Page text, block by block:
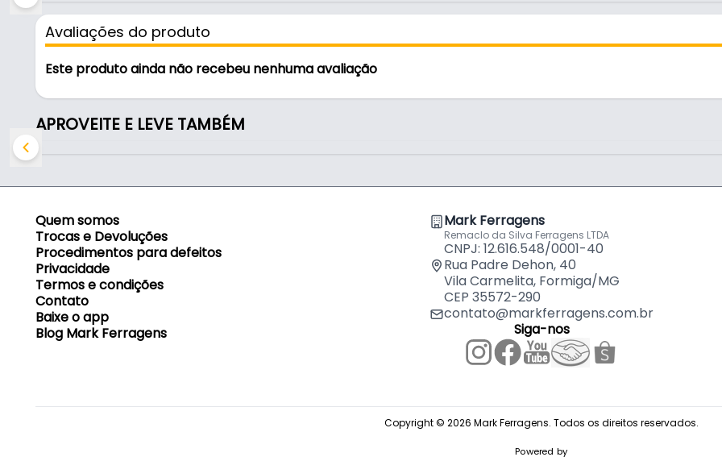
- Respirador dobrável: Sim
- Penetração máxima através do filtro: 6%
- Número do certificado de aprovação - ca: 38336
Indicado para proteção das vias respiratórias contra poeiras e névoas não oleosas, não
superiores a dez vezes o limite de exposição ocupacional (LT ou TLV) deste particulado.
na expiração, proporcionando maior conforto.
Produto com certificação Compulsória, conforme Portaria Inmetro nº 561 de 23/12/2014 e
norma ABNT NBR 13698 com foco na saúde.
Certificado por Organismo de Certificação de Produto acreditado pelo Inmetro, n° 0003.
Avaliações do produto
Este produto ainda não recebeu nenhuma avaliação
APROVEITE E LEVE TAMBÉM
Quem somos
Trocas e Devoluções
Procedimentos para defeitos
Privacidade
Termos e condições
Contato
Baixe o app
Blog Mark Ferragens
Mark Ferragens
Remaclo da Silva Ferragens LTDA
CNPJ: 12.616.548/0001-40
Rua Padre Dehon, 40
Vila Carmelita, Formiga/MG
CEP 35572-290
contato@markferragens.com.br
Siga-nos
Copyright © 2026 Mark Ferragens. Todos os direitos reservados.
Powered by